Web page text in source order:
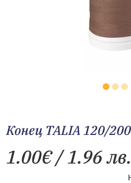
Конец TALIA 120/
1.00€/ 1.96 лв.